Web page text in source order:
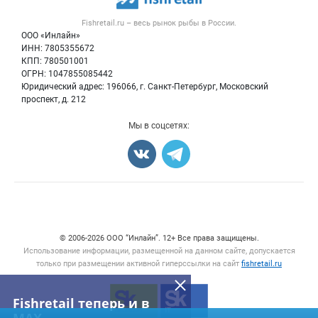
Fishretail теперь и в
Fishretail.ru – весь рынок рыбы в России.
ООО «Инлайн»
ИНН: 7805355672
КПП: 780501001
ОГРН: 1047855085442
Юридический адрес: 196066, г. Санкт-Петербург, Московский
проспект, д. 212
Контактная информация
Политика обработки персональных данных
Блог
Рыба
Икра
Мы в соцсетях:
© 2006‑2026 ООО “Инлайн”. 12+ Все права защищены.
Использование информации, размещенной на данном сайте, допускается
только при размещении активной гиперссылки на сайт fishretail.ru